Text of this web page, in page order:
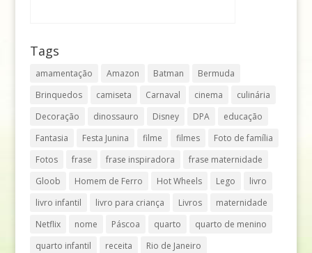
Tags
amamentação Amazon Batman
Bermuda
Brinquedos
camiseta Carnaval cinema
culinária
Decoração
dinossauro Disney DPA
educação
Fantasia
Festa Junina filme filmes
Foto de família
Fotos
frase frase inspiradora
frase maternidade
Gloob
Homem de Ferro Hot Wheels Lego
livro
livro infantil
livro para criança Livros
maternidade
Netflix
nome Páscoa quarto
quarto de menino
quarto infantil
receita
Rio de Janeiro